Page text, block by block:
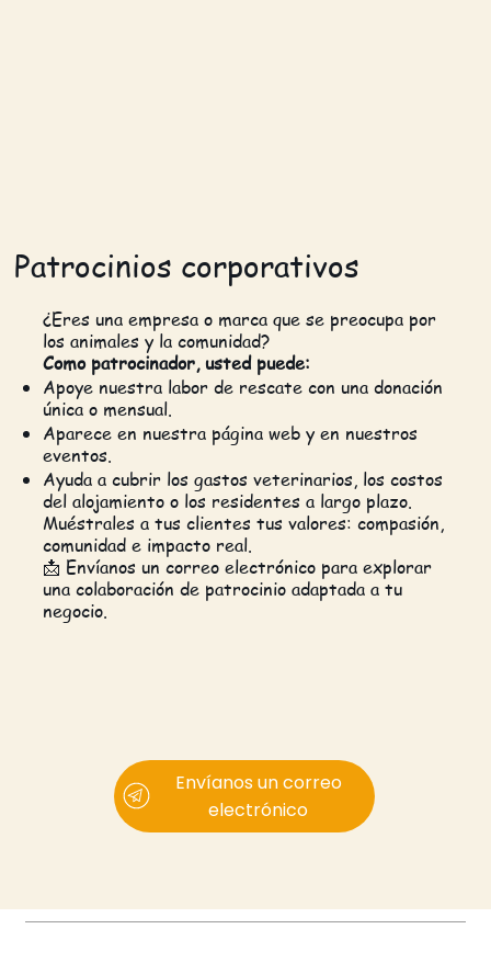
Patrocinios corporativos
¿Eres una empresa o marca que se preocupa por
los animales y la comunidad?
Como patrocinador, usted puede:
Apoye nuestra labor de rescate con una donación
única o mensual.
Aparece en nuestra página web y en nuestros
eventos.
Ayuda a cubrir los gastos veterinarios, los costos
del alojamiento o los residentes a largo plazo.
Muéstrales a tus clientes tus valores: compasión,
comunidad e impacto real.
📩 Envíanos un correo electrónico para explorar
una colaboración de patrocinio adaptada a tu
negocio.
Envíanos un correo
electrónico